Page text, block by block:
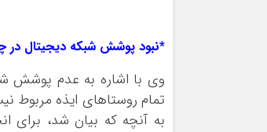
*نبود پوشش شبکه دیجیتال در
وی با اشاره به عدم پوشش
به آنچه که بیان شد، برای